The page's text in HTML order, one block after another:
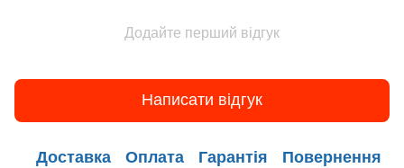
Додайте перший відгук
Написати відгук
Доставка Оплата Гарантія Повернення